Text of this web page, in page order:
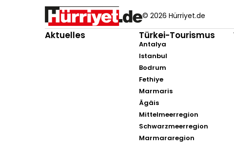
© 2026 Hürriyet.de
Aktuelles Türkei-Tourismus
Antalya
Istanbul
Bodrum
Fethiye
Marmaris
Ägäis
Mittelmeerregion
Schwarzmeerregion
Marmararegion